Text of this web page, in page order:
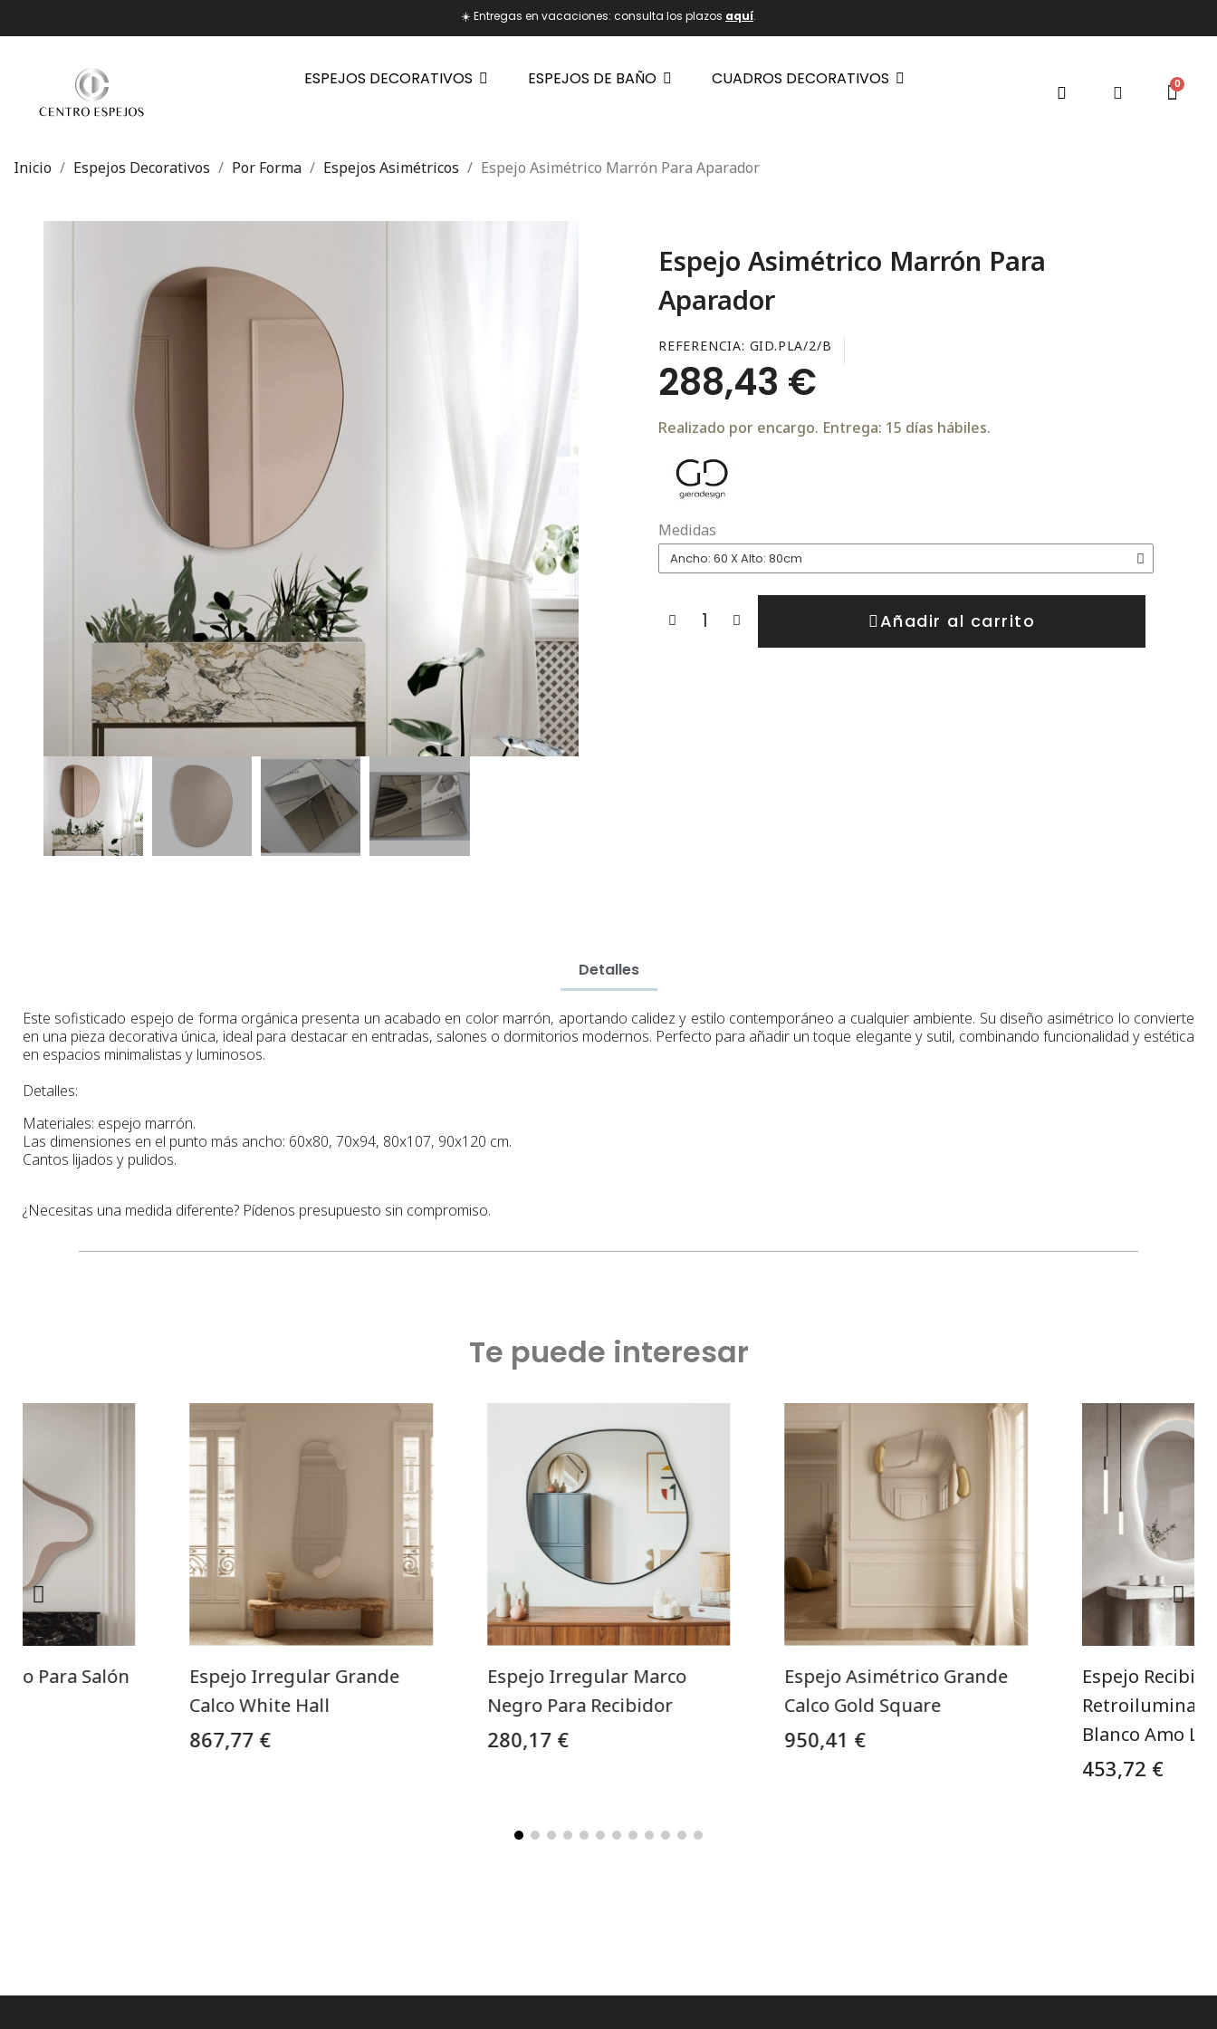
☀️ Entregas en vacaciones: consulta los plazos aquí.
ESPEJOS DECORATIVOS ESPEJOS DE BAÑO CUADROS DECORATIVOS
Inicio Espejos Decorativos Por Forma Espejos Asimétricos Espejo Asimétrico Marrón Para Aparador
Espejo Asimétrico Marrón Para
Aparador
REFERENCIA GID.PLA/2/B
288,43 €
Realizado por encargo. Entrega: 15 días hábiles.
Medidas
Añadir al carrito
Detalles
Este sofisticado espejo de forma orgánica presenta un acabado en color marrón, aportando calidez y estilo contemporáneo a cualquier ambiente. Su diseño asimétrico lo convierte
en una pieza decorativa única, ideal para destacar en entradas, salones o dormitorios modernos. Perfecto para añadir un toque elegante y sutil, combinando funcionalidad y estética
en espacios minimalistas y luminosos.
Detalles:
Materiales: espejo marrón.
Las dimensiones en el punto más ancho: 60x80, 70x94, 80x107, 90x120 cm.
Cantos lijados y pulidos.
¿Necesitas una medida diferente? Pídenos presupuesto sin compromiso.
Te puede interesar
Para Salón
Espejo Irregular Grande
Calco White Hall
867,77 €
Espejo Irregular Marco
Negro Para Recibidor
280,17 €
Espejo Asimétrico Grande
Calco Gold Square
950,41 €
Espejo
Blanco Amo
453,72 €